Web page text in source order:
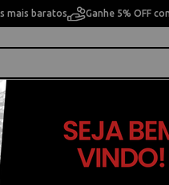
mais baratos Ganhe 5% OFF
Materiais Acrílicos 40g